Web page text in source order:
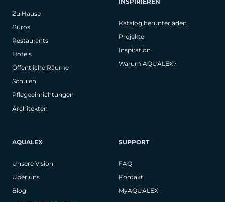
Zu Hause
Büros
Restaurants
Hotels
Öffentliche Räume
Schulen
Pflegeeinrichtungen
Architekten
Katalog herunterladen
Projekte
Inspiration
Warum AQUALEX?
AQUALEX
Unsere Vision
Über uns
Blog
SUPPORT
FAQ
Kontakt
MyAQUALEX